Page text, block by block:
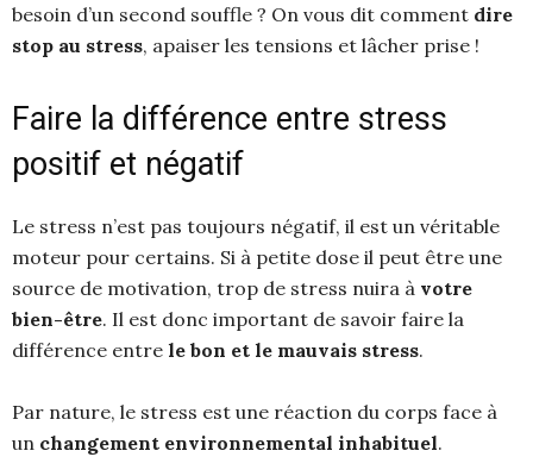
besoin d’un second souffle ? On vous dit comment dire
stop au stress, apaiser les tensions et lâcher prise !
Faire la différence entre stress
positif et négatif
Le stress n’est pas toujours négatif, il est un véritable
moteur pour certains. Si à petite dose il peut être une
source de motivation, trop de stress nuira à votre
bien-être. Il est donc important de savoir faire la
différence entre le bon et le mauvais stress.
Par nature, le stress est une réaction du corps face à
un changement environnemental inhabituel.